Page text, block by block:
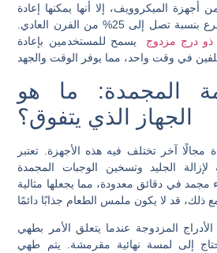
أجهزة الميكروويف، إلا أنها يمكنها إعادة
تسخين الوجبات بشكل أسرع بنسبة تصل إلى 25% من الفرن العادي.
ذو درج مزدوج
يسمح للمستخدمين بإعادة
المجمدة: ما هو
الجهاز الذي يتفوق؟
آخر تختلف فيه هذه الأجهزة. تعتبر
الجليد وتسخين الوجبات المجمدة
في دقائق معدودة، مما يجعلها مثالية
الأدراج المزدوجة عندما يتعلق الأمر بطهي
إلى لمسة نهائية مقرمشة. يتم طهي